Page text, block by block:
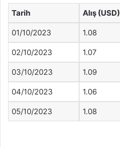
Tarih Alış (USD)
01/10/2023 1.08
02/10/2023 1.07
03/10/2023 1.09
04/10/2023 1.06
05/10/2023 1.08